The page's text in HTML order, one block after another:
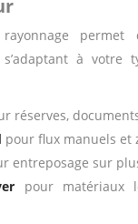
permet
à votre
réserves,
pour flux manuels et
entreposage sur
pour matériaux